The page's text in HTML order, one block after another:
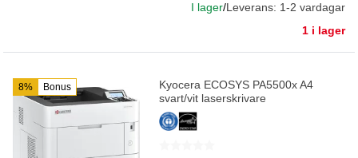
I lager/Leverans: 1-2 vardagar
1 i lager
8% Bonus
Kyocera ECOSYS PA5500x A4
svart/vit laserskrivare